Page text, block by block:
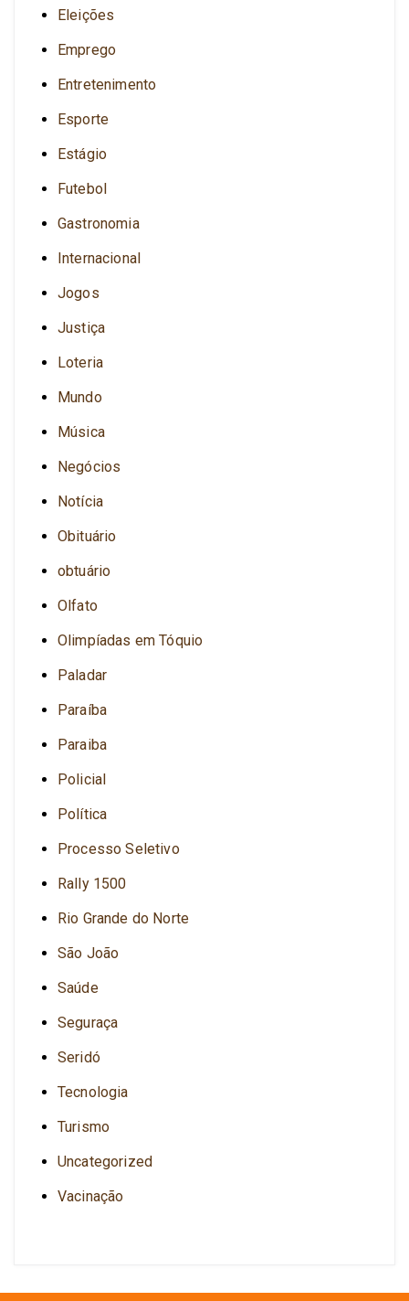
Eleições
Emprego
Entretenimento
Esporte
Estágio
Futebol
Gastronomia
Internacional
Jogos
Justiça
Loteria
Mundo
Música
Negócios
Notícia
Obituário
obtuário
Olfato
Olimpíadas em Tóquio
Paladar
Paraíba
Paraiba
Policial
Política
Processo Seletivo
Rally 1500
Rio Grande do Norte
São João
Saúde
Seguraça
Seridó
Tecnologia
Turismo
Uncategorized
Vacinação